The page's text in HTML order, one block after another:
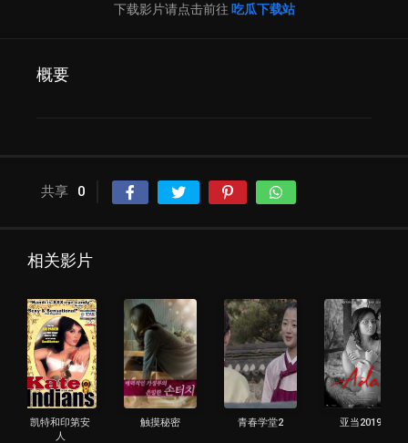
下载影片请点击前往 吃瓜下载站
概要
共享 0
相关影片
凯特和印第安
人
触摸秘密 青春学堂2 亚当2019